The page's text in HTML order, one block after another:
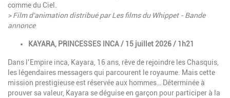
comme du Ciel.
> Film d'animation distribué par Les films du Whippet - Bande
annonce
KAYARA, PRINCESSES INCA / 15 juillet 2026 / 1h21
Dans l’Empire inca, Kayara, 16 ans, rêve de rejoindre les Chasquis,
les légendaires messagers qui parcourent le royaume. Mais cette
mission prestigieuse est réservée aux hommes… Déterminée à
prouver sa valeur, Kayara se déguise en garçon pour participer à la